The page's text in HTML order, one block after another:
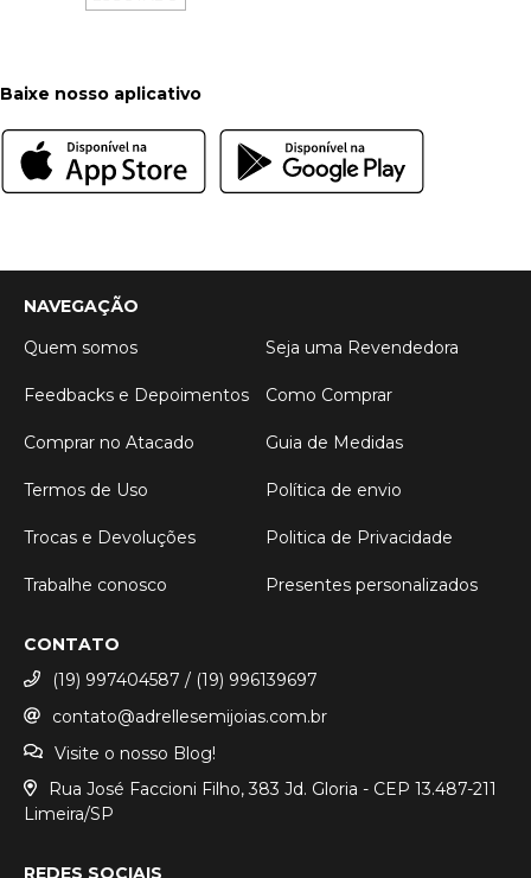
Baixe nosso aplicativo
NAVEGAÇÃO
Quem somos
Seja uma Revendedora
Feedbacks e Depoimentos Como Comprar
Comprar no Atacado Guia de Medidas
Termos de Uso Política de envio
Trocas e Devoluções Politica de Privacidade
Trabalhe conosco Presentes personalizados
CONTATO
(19) 997404587 / (19) 996139697
contato@adrellesemijoias.com.br
Visite o nosso Blog!
Rua José Faccioni Filho, 383 Jd. Gloria - CEP 13.487-211
Limeira/SP
REDES SOCIAIS